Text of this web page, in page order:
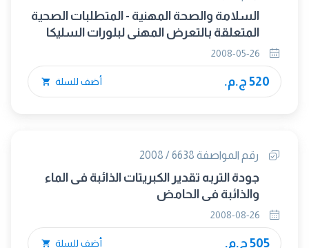
السلامة والصحة المهنية - المتطلبات الصحية
المتعلقة بالتعرض المهنى لبلورات السليكا
المتنفسة
520 ج.م. أضف للسلة
رقم المواصفة 6638 / 2008
جودة التربه تقدير الكبريتات الذائبة فى الماء
والذائبة فى الحامض
505 ج.م. أضف للسلة